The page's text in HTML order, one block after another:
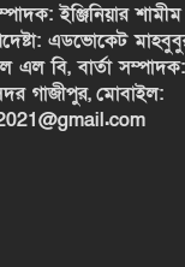
ইঞ্জিনিয়ার শামীম
এডভোকেট
এল বি, বার্তা সম্পাদক:
গাজীপুর, মোবাইল: